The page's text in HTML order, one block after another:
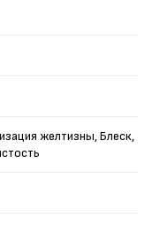
желтизны, Блеск,